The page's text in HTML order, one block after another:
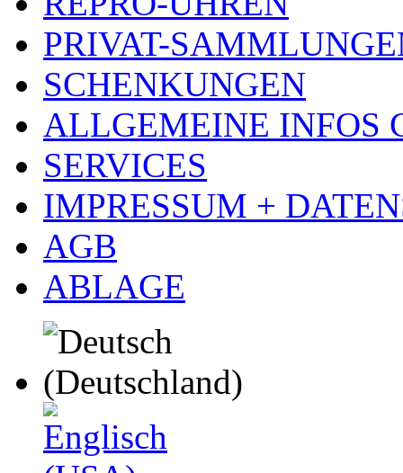
PRIVAT-
SCHENKUNGEN
ALLGEMEINE INFOS
SERVICES
IMPRESSUM +
AGB
ABLAGE